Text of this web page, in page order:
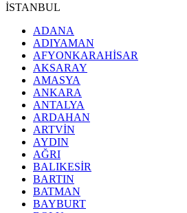
İSTANBUL
ADANA
ADIYAMAN
AFYONKARAHİSAR
AKSARAY
AMASYA
ANKARA
ANTALYA
ARDAHAN
ARTVİN
AYDIN
AĞRI
BALIKESİR
BARTIN
BATMAN
BAYBURT